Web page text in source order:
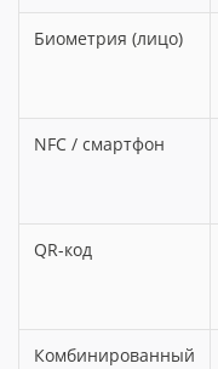
Биометрия (лицо)
NFC / смартфон
QR-код
Комбинированный